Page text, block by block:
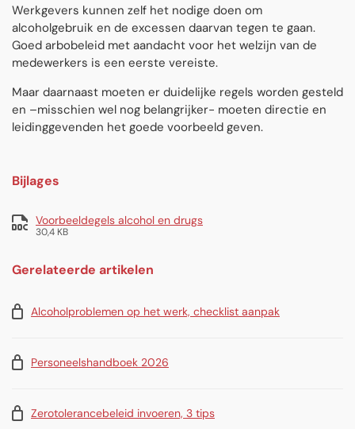
Werkgevers kunnen zelf het nodige doen om
alcoholgebruik en de excessen daarvan tegen te gaan.
Goed arbobeleid met aandacht voor het welzijn van de
medewerkers is een eerste vereiste.
Maar daarnaast moeten er duidelijke regels worden gesteld
en –misschien wel nog belangrijker- moeten directie en
leidinggevenden het goede voorbeeld geven.
Bijlages
Voorbeeldegels alcohol en drugs
30,4 KB
Gerelateerde artikelen
Alcoholproblemen op het werk, checklist aanpak
Personeelshandboek 2026
Zerotolerancebeleid invoeren, 3 tips